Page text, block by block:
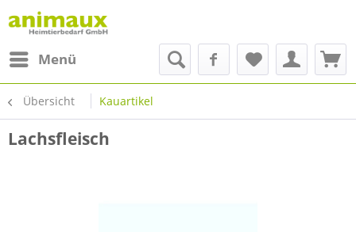
Menü
Übersicht Kauartikel
Lachsfleisch